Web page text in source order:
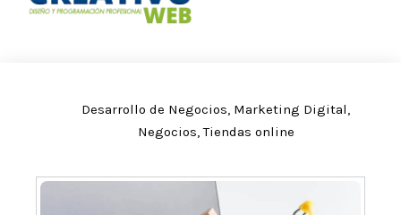
Desarrollo de Negocios Marketing Digital
Negocios ,Tiendas online